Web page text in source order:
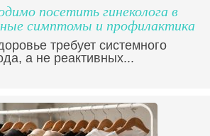
посетить гинеколога в
симптомы и профилактика
требует системного
а не реактивных...